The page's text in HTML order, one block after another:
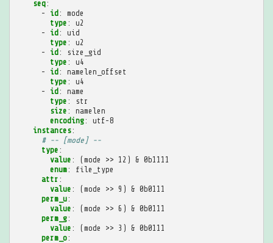
seq:
-
id :
mode
type :
u2
-
id :
uid
type :
u2
-
id :
size_gid
type :
u4
-
id :
namelen_offset
type :
u4
-
id :
name
type :
str
size :
namelen
encoding:
utf-8
instances:
# -- [mode] --
type :
value :
(mode >> 12) & 0b1111
enum:
file_type
attr :
value :
(mode >> 9) & 0b0111
perm_u:
value :
(mode >> 6) & 0b0111
perm_g:
value :
(mode >> 3) & 0b0111
perm_o: